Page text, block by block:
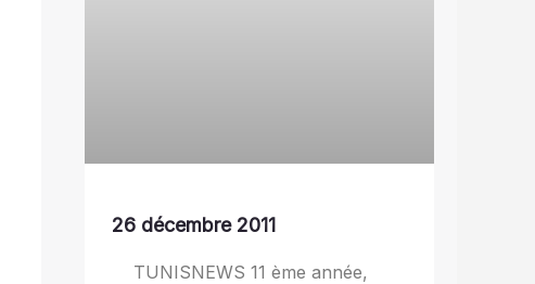
26 décembre 2011
TUNISNEWS 11 ème année,